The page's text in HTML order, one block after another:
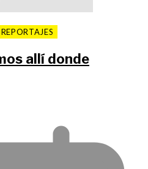
REPORTAJES
allí donde